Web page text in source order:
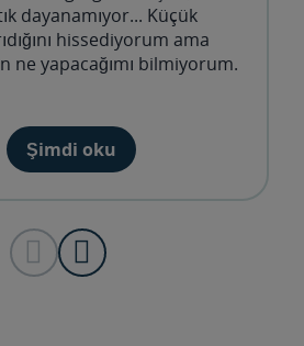
dayanamıyor... Küçük
hissediyorum ama
ne yapacağımı bilmiyorum.
Şimdi oku